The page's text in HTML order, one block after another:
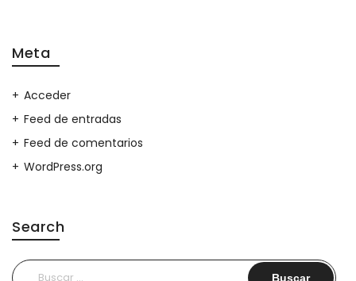
Meta
Acceder
Feed de entradas
Feed de comentarios
WordPress.org
Search
Buscar: